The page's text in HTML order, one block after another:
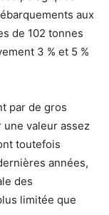
aux
de 102 tonnes
3 % et 5 %
par de gros
une valeur assez
toutefois
années,
des
limitée que